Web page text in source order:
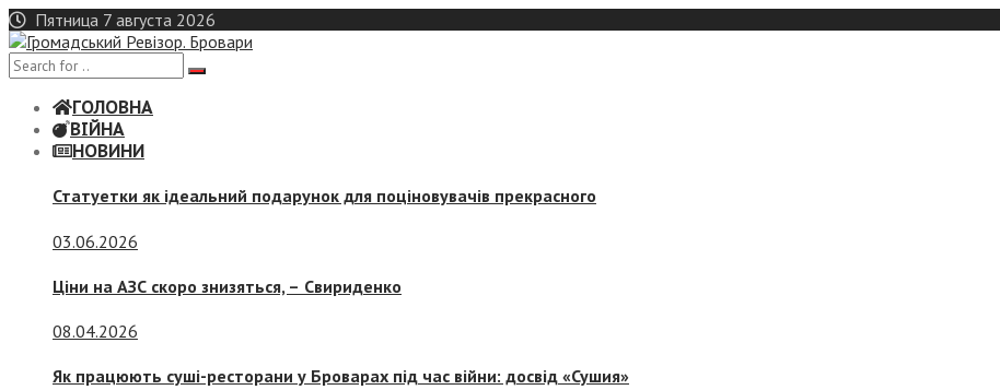
Skip
to
content
Пятница 7 августа 2026
ГОЛОВНА
ВІЙНА
НОВИНИ
Статуетки як ідеальний подарунок для поціновувачів прекрасного
03.06.2026
Ціни на АЗС скоро знизяться, – Свириденко
08.04.2026
Як працюють суші-ресторани у Броварах під час війни: досвід «Сушия»